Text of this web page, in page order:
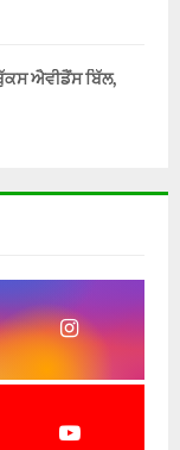
ਐਵੀਡੈਂਸ ਬਿੱਲ,